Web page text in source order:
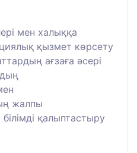
мен халыққа
қызмет көрсету
ағзаға әсері
жалпы
қалыптастыру